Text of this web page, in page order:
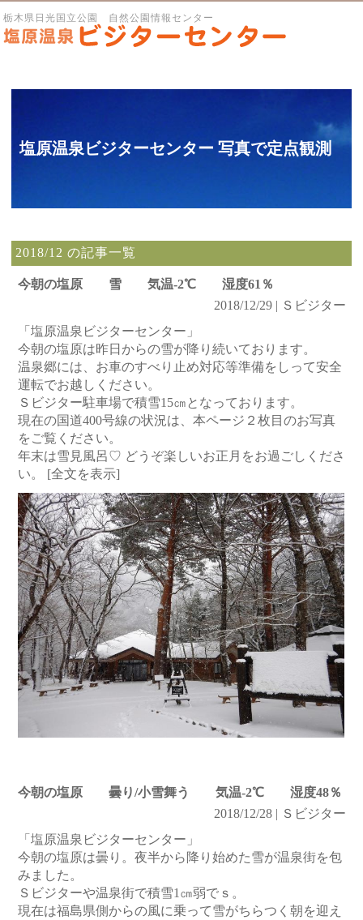
栃木県日光国立公園 自然公園情報センター
塩原温泉ビジターセンター 写真で定点観測
2018/12 の記事一覧
今朝の塩原 雪 気温-2℃ 湿度61％
2018/12/29 | Ｓビジター
「塩原温泉ビジターセンター」
今朝の塩原は昨日からの雪が降り続いております。
温泉郷には、お車のすべり止め対応等準備をしって安全
運転でお越しください。
Ｓビジター駐車場で積雪15㎝となっております。
現在の国道400号線の状況は、本ページ２枚目のお写真
をご覧ください。
年末は雪見風呂♡ どうぞ楽しいお正月をお過ごしくださ
い。 [全文を表示]
今朝の塩原 曇り/小雪舞う 気温-2℃ 湿度48％
2018/12/28 | Ｓビジター
「塩原温泉ビジターセンター」
今朝の塩原は曇り。夜半から降り始めた雪が温泉街を包
みました。
Ｓビジターや温泉街で積雪1㎝弱でｓ。
現在は福島県側からの風に乗って雪がちらつく朝を迎え